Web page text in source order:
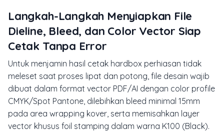
Langkah-Langkah Menyiapkan File
Dieline, Bleed, dan Color Vector Siap
Cetak Tanpa Error
Untuk menjamin hasil cetak hardbox perhiasan tidak
meleset saat proses lipat dan potong, file desain wajib
dibuat dalam format vector PDF/AI dengan color profile
CMYK/Spot Pantone, dilebihkan bleed minimal 15mm
pada area wrapping kover, serta memisahkan layer
vector khusus foil stamping dalam warna K100 (Black).